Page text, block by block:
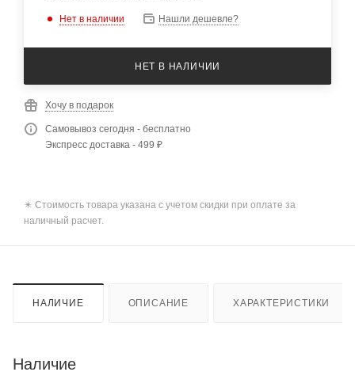
Нет в наличии Нашли дешевле?
НЕТ В НАЛИЧИИ
Хочу в подарок
Самовывоз сегодня - бесплатно
Экспресс доставка - 499 ₽
✴️ Стоимость товара указана с учетом скидки при оплате за
наличный расчет.
НАЛИЧИЕ ОПИСАНИЕ ХАРАКТЕРИСТИКИ
Наличие